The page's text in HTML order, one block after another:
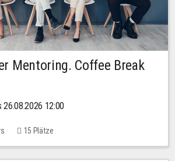
Mentoring. Coffee Break
26.08.2026 12:00
15 Plätze